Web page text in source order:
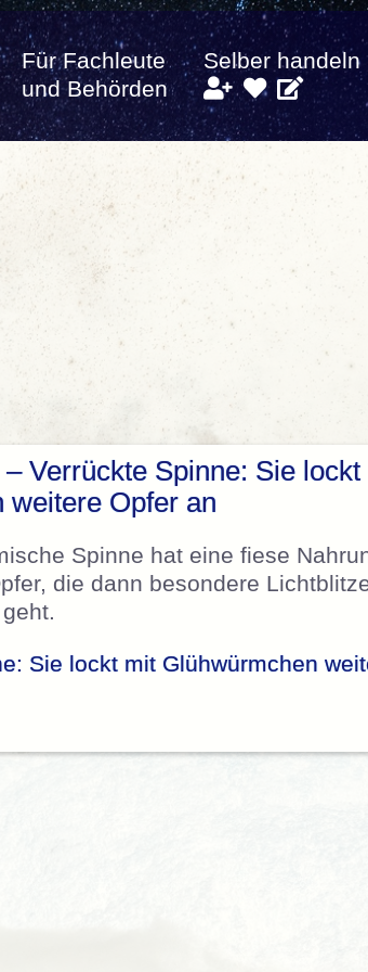
Für Fachleute
und Behörden
Selber handeln
Verrückte Spinne: Sie
weitere Opfer an
Spinne hat eine fiese
die dann besondere
Sie lockt mit Glühwürmchen